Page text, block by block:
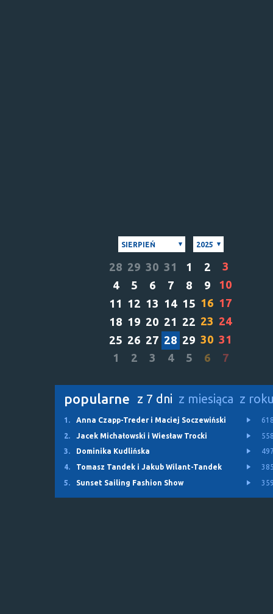
SIERPIEŃ 2025
28 29 30 31 1 2
3
4
5 6 7 8 9
10
11 12 13 14 15 16 17
18 19 20 21 22 23 24
25 26 27 28 29 30 31
1
2 3 4 5 6 7
popularne z 7 dni z miesiąca z
1. Anna Czapp-Treder i Maciej Soczewiński
2.
Jacek Michałowski i Wiesław Trocki
3.
Dominika Kudlińska
4.
Tomasz Tandek i Jakub Wilant-Tandek
5.
Sunset Sailing Fashion Show